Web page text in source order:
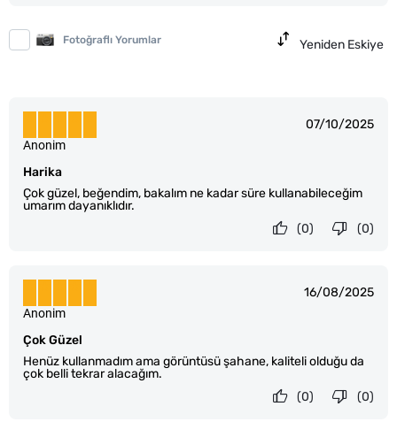
Fotoğraflı Yorumlar Yeniden Eskiye
07/10/2025
Harika
Çok güzel, beğendim, bakalım ne kadar süre kullanabileceğim
umarım dayanıklıdır.
Anonim
(0)
(0)
16/08/2025
Çok Güzel
Henüz kullanmadım ama görüntüsü şahane, kaliteli olduğu da
çok belli tekrar alacağım.
Anonim
(0)
(0)